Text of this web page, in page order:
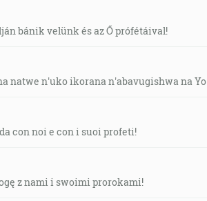
bánik velünk és az Ő prófétáival!
natwe n'uko ikorana n'abavugishwa na Yo
con noi e con i suoi profeti!
z nami i swoimi prorokami!